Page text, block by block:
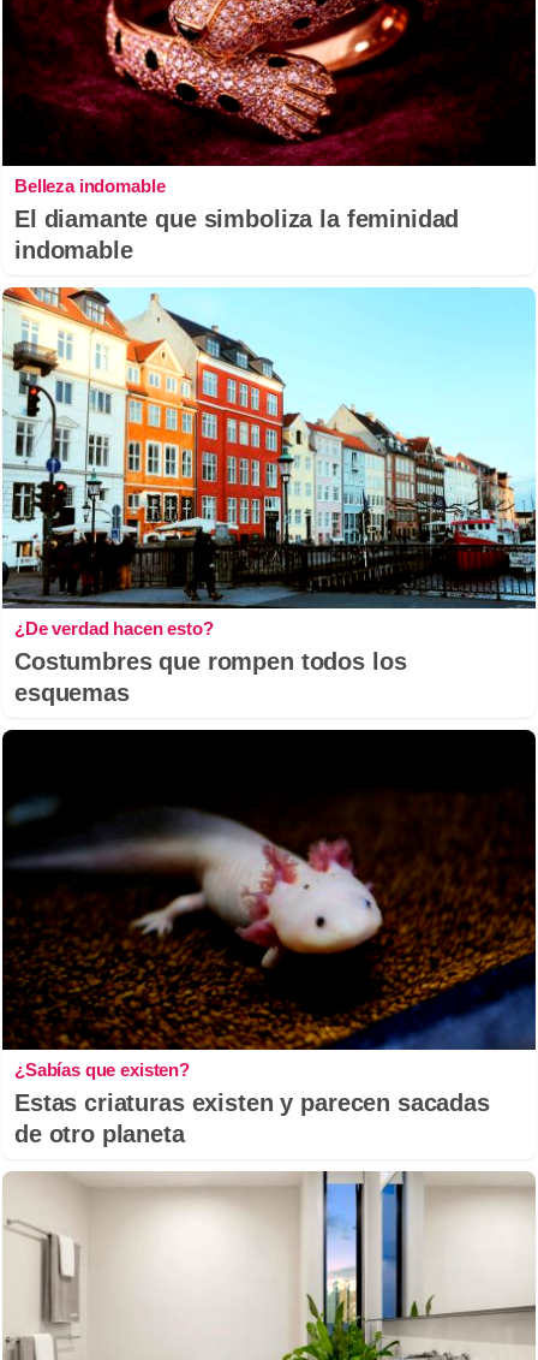
Belleza indomable
El diamante que simboliza la feminidad
indomable
¿De verdad hacen esto?
Costumbres que rompen todos los
esquemas
¿Sabías que existen?
Estas criaturas existen y parecen sacadas
de otro planeta